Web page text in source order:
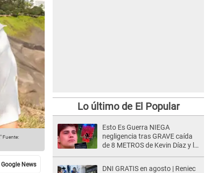
Fuente:
Lo último de El Popular
Esto Es Guerra NIEGA
negligencia tras GRAVE caída
de 8 METROS de Kevin Díaz y lo
DNI GRATIS en agosto | Reniec